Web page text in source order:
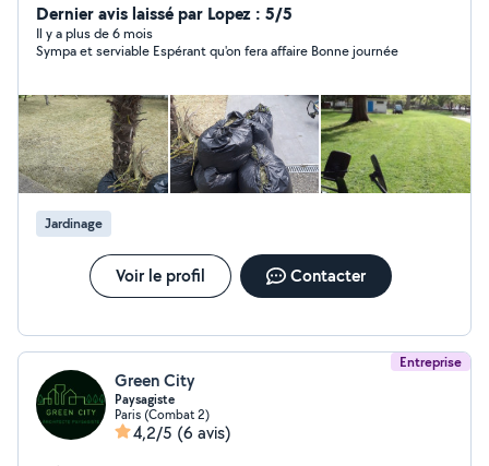
encore. Je fais aussi des déménagement. Le prix peut
varier selon la tâche à accomplir, donc si vous êtes
intéressés, veuillez m'envoyer un message ou
Dernier avis laissé par Lopez : 5/5
Il y a plus de 6 mois
Sympa et serviable Espérant qu'on fera affaire Bonne journée
Jardinage
Voir le profil Contacter
Entreprise
Green City
Paysagiste
Paris (Combat 2)
4,2/5 (6 avis)